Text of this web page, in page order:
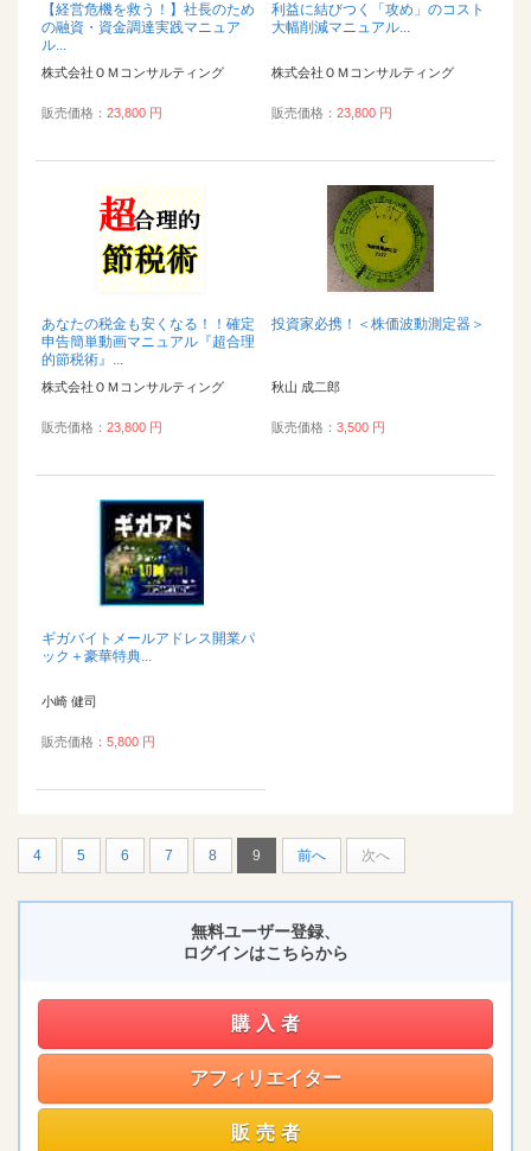
【経営危機を救う！】社長のため
の融資・資金調達実践マニュア
ル...
株式会社ＯＭコンサルティング
販売価格： 23,800 円
利益に結びつく「攻め」のコスト
大幅削減マニュアル...
株式会社ＯＭコンサルティング
販売価格： 23,800 円
あなたの税金も安くなる！！確定
申告簡単動画マニュアル『超合理
的節税術』...
株式会社ＯＭコンサルティング
販売価格： 23,800 円
投資家必携！＜株価波動測定器＞
秋山 成二郎
販売価格： 3,500 円
ギガバイトメールアドレス開業パ
ック＋豪華特典...
小崎 健司
販売価格： 5,800 円
4 5 6 7 8 9 前へ 次へ
無料ユーザー登録、
ログインはこちらから
購入者
アフィリエイター
販売者